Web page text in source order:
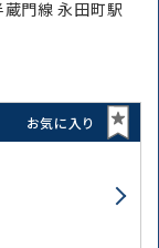
門線 永田町駅
お気に入り